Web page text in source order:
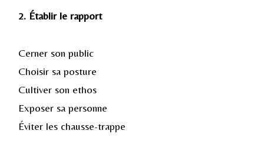
2. Établir le rapport
Cerner son public
Choisir sa posture
Cultiver son ethos
Exposer sa personne
Éviter les chausse-trappe